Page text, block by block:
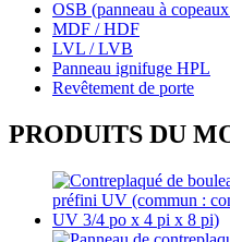
OSB (panneau à
MDF / HDF
LVL / LVB
Panneau ignifuge HPL
Revêtement de porte
PRODUITS DU